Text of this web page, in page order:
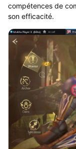
compétences de
son efficacité.